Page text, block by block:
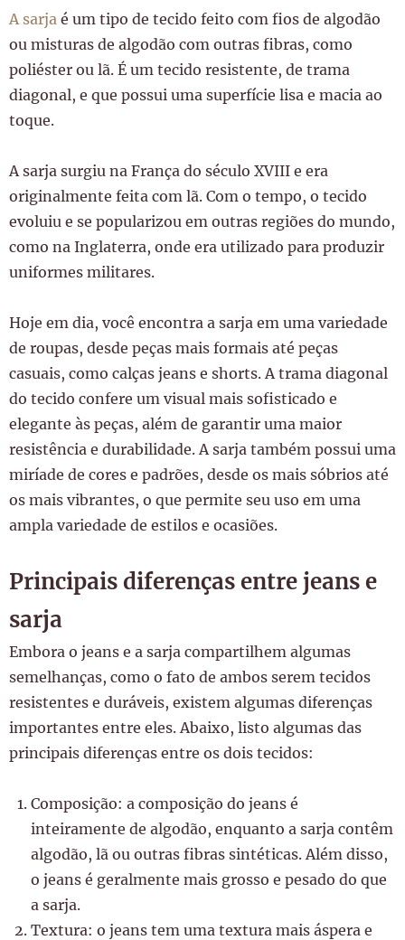
A sarja é um tipo de tecido feito com fios de algodão
ou misturas de algodão com outras fibras, como
poliéster ou lã. É um tecido resistente, de trama
diagonal, e que possui uma superfície lisa e macia ao
toque.
A sarja surgiu na França do século XVIII e era
originalmente feita com lã. Com o tempo, o tecido
evoluiu e se popularizou em outras regiões do mundo,
como na Inglaterra, onde era utilizado para produzir
uniformes militares.
Hoje em dia, você encontra a sarja em uma variedade
de roupas, desde peças mais formais até peças
casuais, como calças jeans e shorts. A trama diagonal
do tecido confere um visual mais sofisticado e
elegante às peças, além de garantir uma maior
resistência e durabilidade. A sarja também possui uma
miríade de cores e padrões, desde os mais sóbrios até
os mais vibrantes, o que permite seu uso em uma
ampla variedade de estilos e ocasiões.
Principais diferenças entre jeans e
sarja
Embora o jeans e a sarja compartilhem algumas
semelhanças, como o fato de ambos serem tecidos
resistentes e duráveis, existem algumas diferenças
importantes entre eles. Abaixo, listo algumas das
principais diferenças entre os dois tecidos:
Composição: a composição do jeans é
inteiramente de algodão, enquanto a sarja contêm
algodão, lã ou outras fibras sintéticas. Além disso,
o jeans é geralmente mais grosso e pesado do que
a sarja.
Textura: o jeans tem uma textura mais áspera e